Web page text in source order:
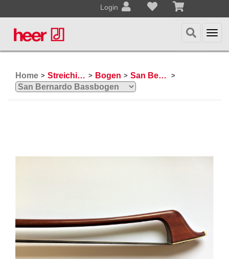
Login
Home > Streichinstrumente > Bogen > San Bernardo >